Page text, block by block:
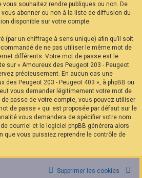
souhaitez rendre publiques ou non. De
abonner ou non à la liste de diffusion du
disponible sur votre compte.
(par un chiffrage à sens unique) afin qu’il soit
de ne pas utiliser le même mot de
différents. Votre mot de passe est le
sur « Amoureux des Peugeot 203 - Peugeot
précieusement. En aucun cas une
des Peugeot 203 - Peugeot 403 », à phpBB ou
vous demander légitimement votre mot de
passe de votre compte, vous pouvez utiliser
de passe » qui est proposée par défaut sur le
vous demandera de spécifier votre nom
courriel et le logiciel phpBB générera alors
que vous puissiez reprendre le contrôle de
Supprimer les cookies